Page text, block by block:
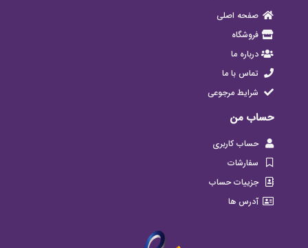
صفحه اصلی
فروشگاه
درباره ما
تماس با ما
شرایط مرجوعی
حساب من
حساب کاربری
سفارشات
جزییات حساب
آدرس ها